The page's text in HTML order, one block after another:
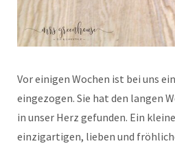
Vor einigen Wochen ist bei uns
eingezogen. Sie hat den langen
in unser Herz gefunden. Ein
einzigartigen, lieben und